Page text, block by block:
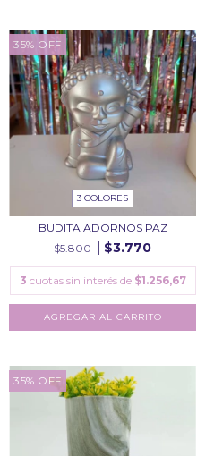
35% OFF
3 COLORES
BUDITA ADORNOS PAZ
$5.800
$3.770
3 cuotas sin interés de $1.256,67
AGREGAR AL CARRITO
35% OFF